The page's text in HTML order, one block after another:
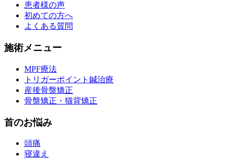
患者様の声
初めての方へ
よくある質問
施術メニュー
MPF療法
トリガーポイント鍼治療
産後骨盤矯正
骨盤矯正・猫背矯正
首のお悩み
頭痛
寝違え